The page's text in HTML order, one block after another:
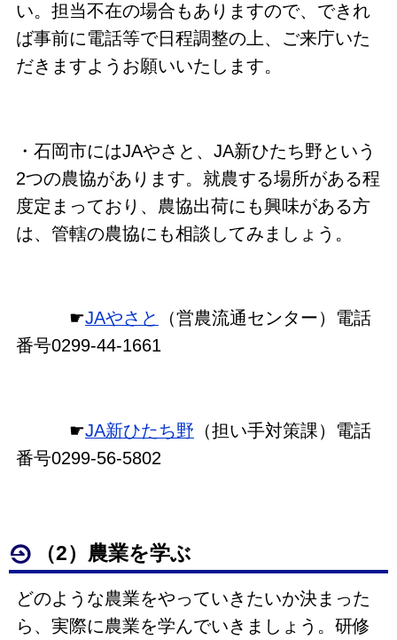
い。担当不在の場合もありますので、できれ
ば事前に電話等で日程調整の上、ご来庁いた
だきますようお願いいたします。
・石岡市にはJAやさと、JA新ひたち野という
2つの農協があります。就農する場所がある程
度定まっており、農協出荷にも興味がある方
は、管轄の農協にも相談してみましょう。
☛JAやさと
（営農流通センター）電話
番号0299-44-1661
☛JA新ひたち野 （担い手対策課）電話
番号0299-56-5802
（2）農業を学ぶ
どのような農業をやっていきたいか決まった
ら、実際に農業を学んでいきましょう。研修